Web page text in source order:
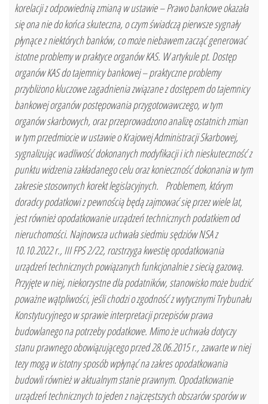
korelacji z odpowiednią zmianą w ustawie – Prawo bankowe okazała
się ona nie do końca skuteczna, o czym świadczą pierwsze sygnały
płynące z niektórych banków, co może niebawem zacząć generować
istotne problemy w praktyce organów KAS. W artykule pt. Dostęp
organów KAS do tajemnicy bankowej – praktyczne problemy
przybliżono kluczowe zagadnienia związane z dostępem do tajemnicy
bankowej organów postępowania przygotowawczego, w tym
organów skarbowych, oraz przeprowadzono analizę ostatnich zmian
w tym przedmiocie w ustawie o Krajowej Administracji Skarbowej,
sygnalizując wadliwość dokonanych modyfikacji i ich nieskuteczność z
punktu widzenia zakładanego celu oraz konieczność dokonania w tym
zakresie stosownych korekt legislacyjnych. Problemem, którym
doradcy podatkowi z pewnością będą zajmować się przez wiele lat,
jest również opodatkowanie urządzeń technicznych podatkiem od
nieruchomości. Najnowsza uchwała siedmiu sędziów NSA z
10.10.2022 r., III FPS 2/22, rozstrzyga kwestię opodatkowania
urządzeń technicznych powiązanych funkcjonalnie z siecią gazową.
Przyjęte w niej, niekorzystne dla podatników, stanowisko może budzić
poważne wątpliwości, jeśli chodzi o zgodność z wytycznymi Trybunału
Konstytucyjnego w sprawie interpretacji przepisów prawa
budowlanego na potrzeby podatkowe. Mimo że uchwała dotyczy
stanu prawnego obowiązującego przed 28.06.2015 r., zawarte w niej
tezy mogą w istotny sposób wpłynąć na zakres opodatkowania
budowli również w aktualnym stanie prawnym. Opodatkowanie
urządzeń technicznych to jeden z najczęstszych obszarów sporów w